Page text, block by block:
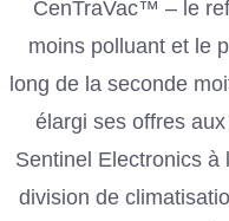
CenTraVac™ – le
moins polluant et le
long de la seconde
élargi ses offres
Sentinel Electronics à
division de